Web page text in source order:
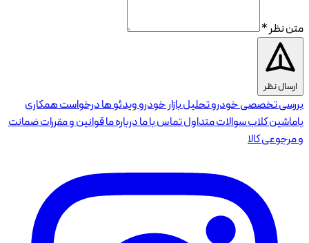
متن نظر *
ارسال نظر
بررسی تخصصی خودروتحلیل بازار خودروویدئو هادرخواست همکاری
باماشین کلابسوالات متداولتماس با مادرباره ماقوانین و مقرراتضمانت
و مرجوعی کالا